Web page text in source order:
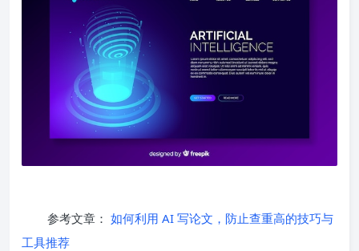
参考文章： 如何利用 AI 写论文，防止查重高的技巧与
工具推荐